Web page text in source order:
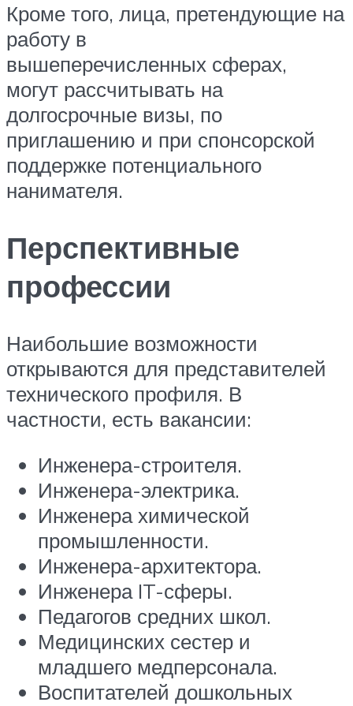
Кроме того, лица, претендующие на
работу в
вышеперечисленных сферах,
могут рассчитывать на
долгосрочные визы, по
приглашению и при спонсорской
поддержке потенциального
нанимателя.
Перспективные
профессии
Наибольшие возможности
открываются для представителей
технического профиля. В
частности, есть вакансии:
Инженера-строителя.
Инженера-электрика.
Инженера химической
промышленности.
Инженера-архитектора.
Инженера IT-сферы.
Педагогов средних школ.
Медицинских сестер и
младшего медперсонала.
Воспитателей дошкольных